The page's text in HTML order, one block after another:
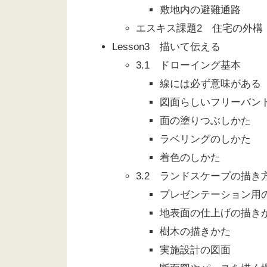
敷地内の避難通路
エスキス課題2 住宅の外構
Lesson3 描いて伝える
3.1 ドローイング基本
線には必ず意味がある
図面らしいフリーバン
面の塗りつぶしかた
ラベリングのしかた
着色のしかた
3.2 ランドスケープの描き
プレゼンテーション用
地表面の仕上げの描き
樹木の描きかた
実施設計の図面